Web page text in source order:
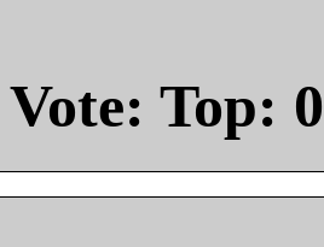
Vote: Top: 0